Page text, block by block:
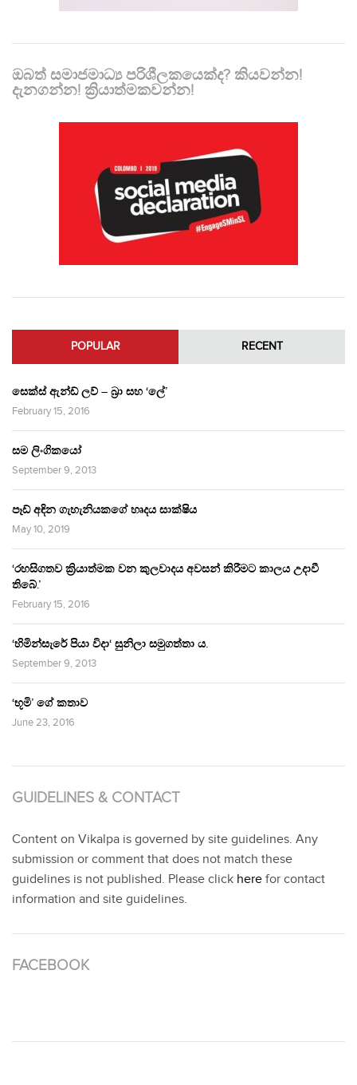
ඔබත් සමාජමාධ්‍ය පරිශීලකයෙක්ද? කියවන්න!
දැනගන්න! ක්‍රියාත්මකවන්න!
POPULAR RECENT
සෙක්ස් ඇන්ඩ් ලව් – බ්‍රා සහ ‘ලේ’
February 15, 2016
සම ලිංගිකයෝ
September 9, 2013
පෑඩ් අඳින ගැහැනියකගේ හෘදය සාක්ෂිය
May 10, 2019
‘රහසිගතව ක්‍රියාත්මක වන කුලවාදය අවසන් කිරීමට කාලය උදාවී
තිබේ.’
February 15, 2016
‘හිමින්සැරේ පියා විදා‘ සුනිලා සමුගත්තා ය.
September 9, 2013
‘භූමි’ ගේ කතාව
June 23, 2016
GUIDELINES & CONTACT
Content on Vikalpa is governed by site guidelines. Any
submission or comment that does not match these
guidelines is not published. Please click here for contact
information and site guidelines.
FACEBOOK